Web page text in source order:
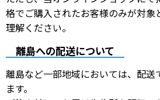
格でご購入されたお客様のみが対象
理解ください。
離島への配送について
離島など一部地域においては、配送
ます。